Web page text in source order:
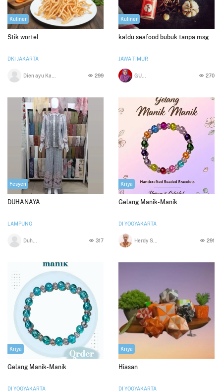
Kuliner
Stik wortel
DKI JAKARTA
299
Kuliner
kaldu seafood bubuk tanpa msg
JAWA TIMUR
270
Fesyen
DUHANAYA
LAMPUNG
317
Kriya
Gelang Manik-Manik
DI YOGYAKARTA
291
Kriya
Gelang Manik-Manik
DI YOGYAKARTA
Kriya
Hiasan
DI YOGYAKARTA